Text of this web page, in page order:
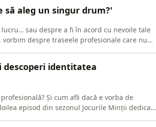
să aleg un singur drum?'
sau despre a fi în acord cu nevoile tale
despre traseele profesionale care nu
descoperi identitatea
Și cum afli dacă e vorba de
episod din sezonul Jocurile Minții dedicat